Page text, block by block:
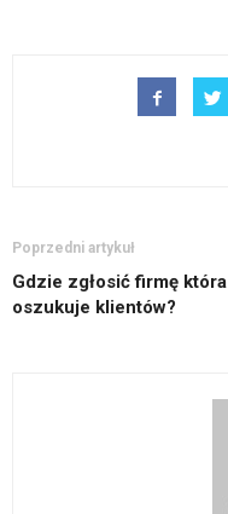
Poprzedni artykuł
Gdzie zgłosić firmę która
oszukuje klientów?